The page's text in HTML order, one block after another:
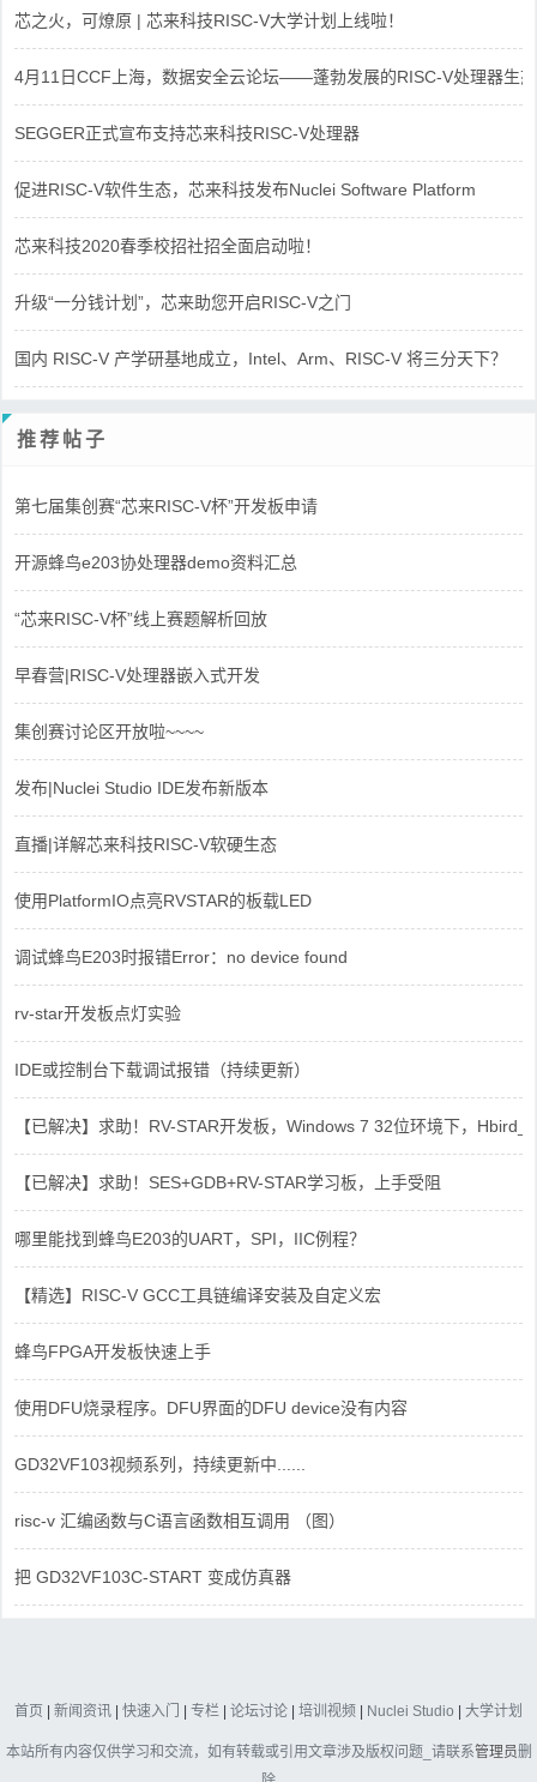
芯之火，可燎原 | 芯来科技RISC-V大学计划上线啦！
4月11日CCF上海，数据安全云论坛——蓬勃发展的RISC-V处理器生态
SEGGER正式宣布支持芯来科技RISC-V处理器
促进RISC-V软件生态，芯来科技发布Nuclei Software Platform
芯来科技2020春季校招社招全面启动啦！
升级“一分钱计划”，芯来助您开启RISC-V之门
国内 RISC-V 产学研基地成立，Intel、Arm、RISC-V 将三分天下？
推荐帖子
第七届集创赛“芯来RISC-V杯”开发板申请
开源蜂鸟e203协处理器demo资料汇总
“芯来RISC-V杯”线上赛题解析回放
早春营|RISC-V处理器嵌入式开发
集创赛讨论区开放啦~~~~
发布|Nuclei Studio IDE发布新版本
直播|详解芯来科技RISC-V软硬生态
使用PlatformIO点亮RVSTAR的板载LED
调试蜂鸟E203时报错Error：no device found
rv-star开发板点灯实验
IDE或控制台下载调试报错（持续更新）
【已解决】求助！RV-STAR开发板，Windows 7 32位环境下，
【已解决】求助！SES+GDB+RV-STAR学习板，上手受阻
哪里能找到蜂鸟E203的UART，SPI，IIC例程？
【精选】RISC-V GCC工具链编译安装及自定义宏
蜂鸟FPGA开发板快速上手
使用DFU烧录程序。DFU界面的DFU device没有内容
GD32VF103视频系列，持续更新中......
risc-v 汇编函数与C语言函数相互调用 （图）
把 GD32VF103C-START 变成仿真器
首页 | 新闻资讯 | 快速入门 | 专栏 | 论坛讨论 | 培训视频 | Nuclei Studio | 大学计划
本站所有内容仅供学习和交流，如有转载或引用文章涉及版权问题_请联系管理员删